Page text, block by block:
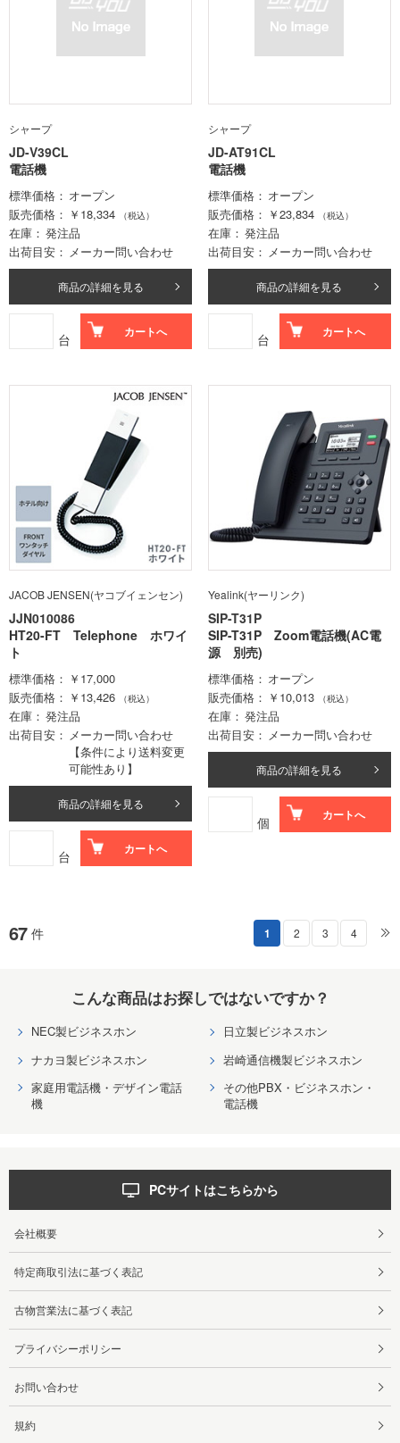
シャープ
JD-V39CL
電話機
標準価格
オープン
販売価格
￥18,334 （税込）
在庫
発注品
出荷目安
メーカー問い合わせ
商品の詳細を見る
台 カートへ
シャープ
JD-AT91CL
電話機
標準価格
オープン
販売価格
￥23,834 （税込）
在庫
発注品
出荷目安
メーカー問い合わせ
商品の詳細を見る
台 カートへ
JACOB JENSEN(ヤコブイェンセン)
JJN010086
HT20-FT Telephone ホワイ
ト
標準価格
￥17,000
販売価格
￥13,426 （税込）
在庫
発注品
出荷目安
メーカー問い合わせ
【条件により送料変更
可能性あり】
商品の詳細を見る
台 カートへ
Yealink(ヤーリンク)
SIP-T31P
SIP-T31P Zoom電話機(AC電
源 別売)
標準価格
オープン
販売価格
￥10,013 （税込）
在庫
発注品
出荷目安
メーカー問い合わせ
商品の詳細を見る
個 カートへ
67 件 1 2 3 4
こんな商品はお探しではないですか？
NEC製ビジネスホン
日立製ビジネスホン
ナカヨ製ビジネスホン
岩崎通信機製ビジネスホン
家庭用電話機・デザイン電話
機
その他PBX・ビジネスホン・
電話機
PCサイトはこちらから
会社概要
特定商取引法に基づく表記
古物営業法に基づく表記
プライバシーポリシー
お問い合わせ
規約